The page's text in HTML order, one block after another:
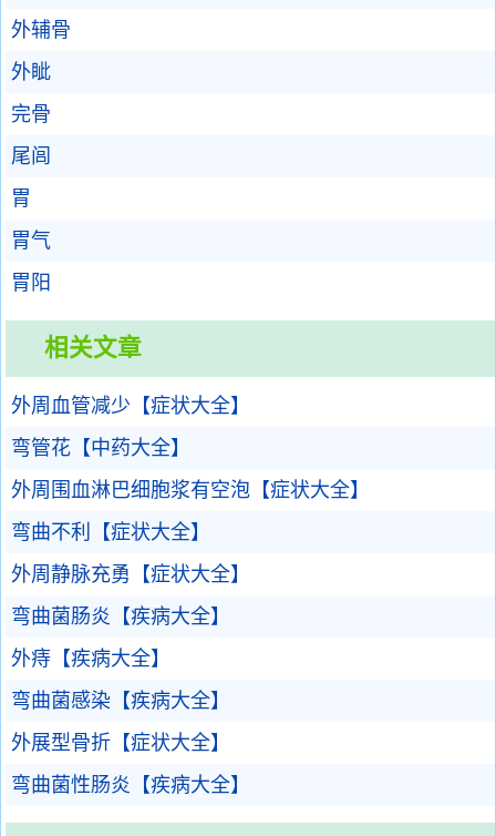
外辅骨
外眦
完骨
尾闾
胃
胃气
胃阳
相关文章
外周血管减少【症状大全】
弯管花【中药大全】
外周围血淋巴细胞浆有空泡【症状大全】
弯曲不利【症状大全】
外周静脉充勇【症状大全】
弯曲菌肠炎【疾病大全】
外痔【疾病大全】
弯曲菌感染【疾病大全】
外展型骨折【症状大全】
弯曲菌性肠炎【疾病大全】